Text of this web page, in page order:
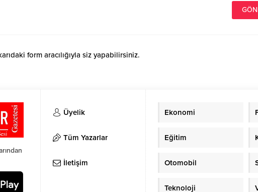
form aracılığıyla siz yapabilirsiniz.
Üyelik
Tüm Yazarlar
İletişim
Ekonomi
Eğitim
Otomobil
Teknoloji